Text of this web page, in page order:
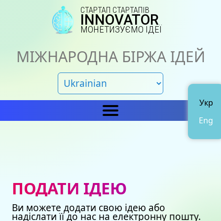
Укр
Eng
СТАРТАП СТАРТАПІВ
INNOVATOR
МОНЕТИЗУЄМО ІДЕЇ
МІЖНАРОДНА БІРЖА ІДЕЙ
Представництва
Наші сертифікати
Каталог ідей
Avto
Подати ідею
ПОДАТИ ІДЕЮ
Ви можете додати свою ідею або
надіслати її до нас на електронну пошту.